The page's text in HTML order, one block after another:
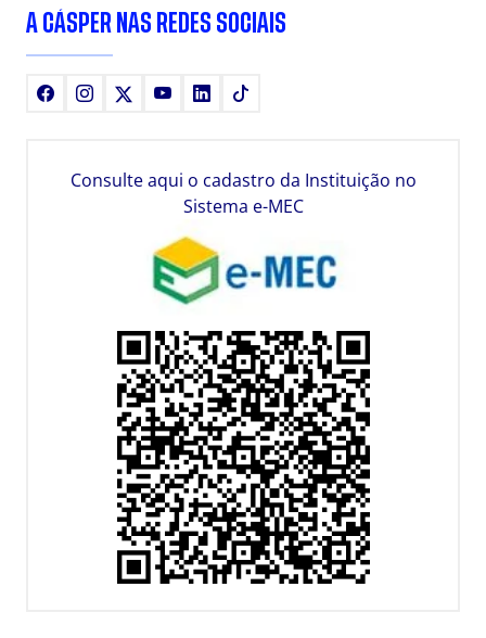
A CÁSPER NAS REDES SOCIAIS
FacebookInstagram YoutubeLinkedIn
Consulte aqui o cadastro da Instituição no
Sistema e-MEC